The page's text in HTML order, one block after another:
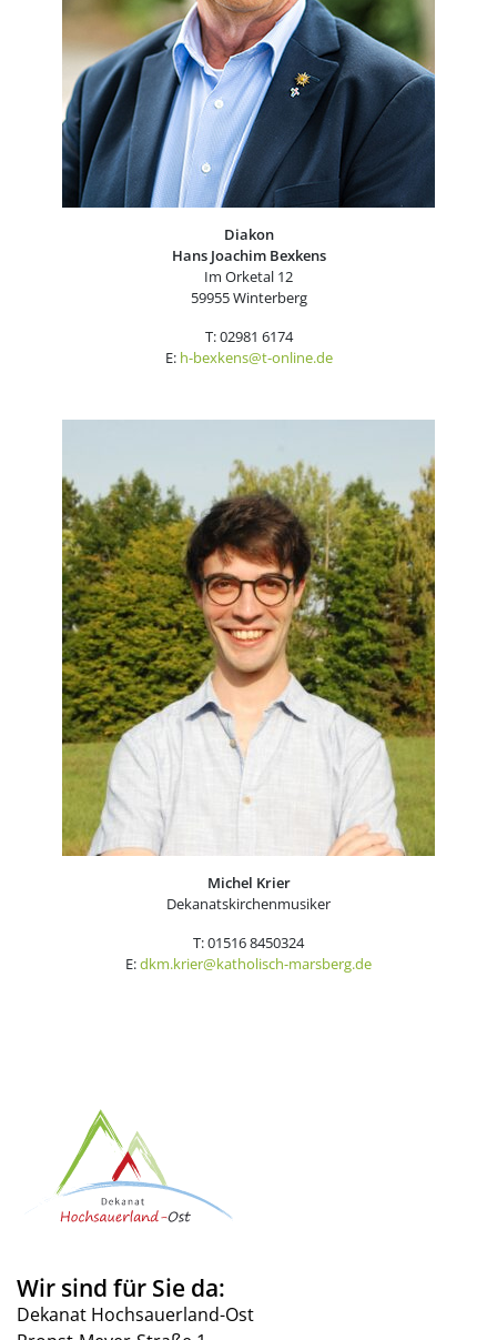
Diakon
Hans Joachim Bexkens
Im Orketal 12
59955 Winterberg
T: 02981 6174
E: h-bexkens@t-online.de
Michel Krier
Dekanatskirchenmusiker
T: 01516 8450324
E:dkm.krier@katholisch-marsberg.de
Wir sind für Sie da:
Dekanat Hochsauerland-Ost